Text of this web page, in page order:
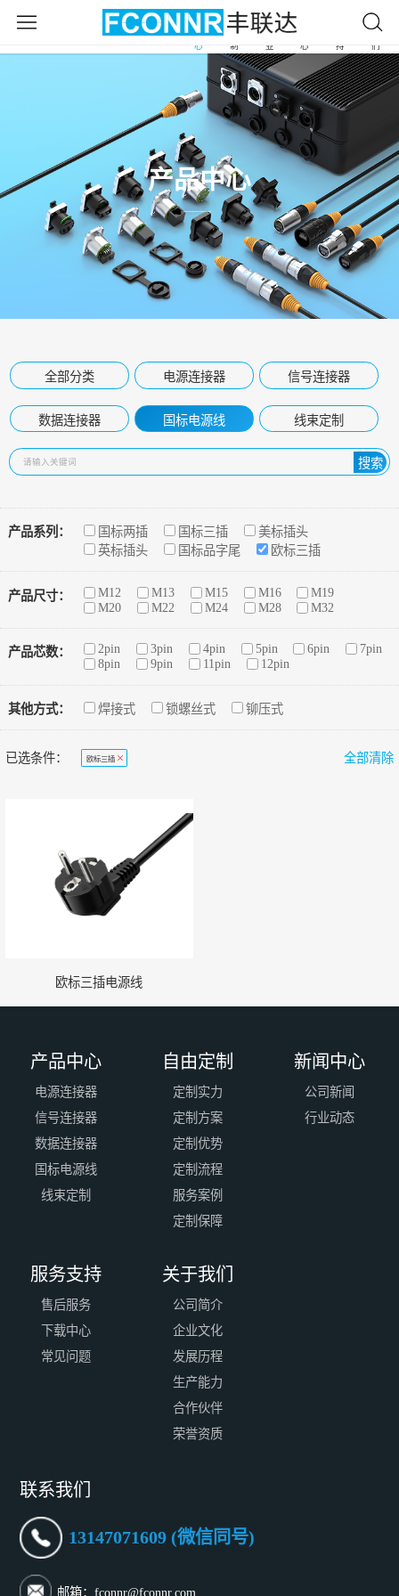
首
页
产
品
中
心
由
定
制
用
行
业
心
持
于
我
们
产品中心
全部分类 电源连接器 信号连接器
数据连接器 国标电源线 线束定制
搜索
产品系列： 国标两插 国标三插
美标插头
英标插头
国标品字尾 欧标三插
产品尺寸： M12 M13 M15 M16
M19
M20
M22 M24 M28 M32
产品芯数： 2pin 3pin 4pin 5pin 6pin
7pin
8pin
9pin 11pin 12pin
其他方式： 焊接式 锁螺丝式 铆压式
已选条件： 欧标三插 全部清除
欧标三插电源线
产品中心
电源连接器
信号连接器
数据连接器
国标电源线
线束定制
自由定制
定制实力
定制方案
定制优势
定制流程
服务案例
定制保障
新闻中心
公司新闻
行业动态
服务支持
售后服务
下载中心
常见问题
关于我们
公司简介
企业文化
发展历程
生产能力
合作伙伴
荣誉资质
联系我们
13147071609 (微信同号)
邮箱：fconnr@fconnr.com